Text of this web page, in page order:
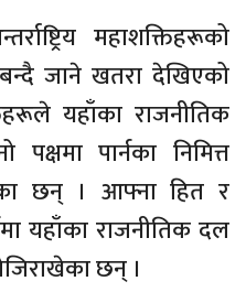
महाशक्तिहरूको
बन्दै जाने खतरा देखिएको
यहाँका राजनीतिक
पार्नका निमित्त
छन् । आफ्ना हित र
यहाँका राजनीतिक दल
छन् ।